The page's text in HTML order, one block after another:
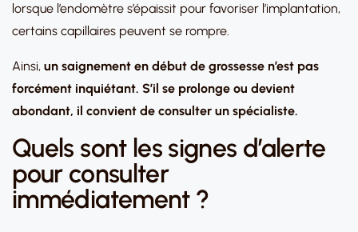
lorsque l’endomètre s’épaissit pour favoriser l’implantation,
certains capillaires peuvent se rompre.
Ainsi, un saignement en début de grossesse n’est pas
forcément inquiétant. S’il se prolonge ou devient
abondant, il convient de consulter un spécialiste.
Quels sont les signes d’alerte
pour consulter
immédiatement ?